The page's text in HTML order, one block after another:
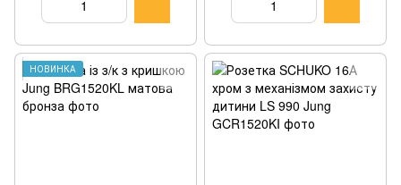
НОВИНКА